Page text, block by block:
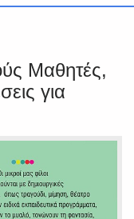
Μαθητές,
για